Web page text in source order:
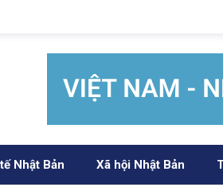
Nhật Bản Xã hội Nhật Bản